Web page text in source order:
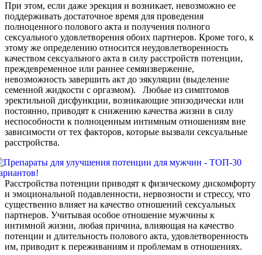
При этом, если даже эрекция и возникает, невозможно ее
поддерживать достаточное время для проведения
полноценного полового акта и получения полного
сексуального удовлетворения обоих партнеров. Кроме того, к
этому же определению относится неудовлетворенность
качеством сексуального акта в силу расстройств потенции,
преждевременное или раннее семяизвержение,
невозможность завершить акт до эякуляции (выделение
семенной жидкости с оргазмом). Любые из симптомов
эректильной дисфункции, возникающие эпизодически или
постоянно, приводят к снижению качества жизни в силу
неспособности к полноценным интимным отношениям вне
зависимости от тех факторов, которые вызвали сексуальные
расстройства.
Расстройства потенции приводят к физическому дискомфорту
и эмоциональной подавленности, нервозности и стрессу, что
существенно влияет на качество отношений сексуальных
партнеров. Учитывая особое отношение мужчины к
интимной жизни, любая причина, влияющая на качество
потенции и длительность полового акта, удовлетворенность
им, приводит к переживаниям и проблемам в отношениях.